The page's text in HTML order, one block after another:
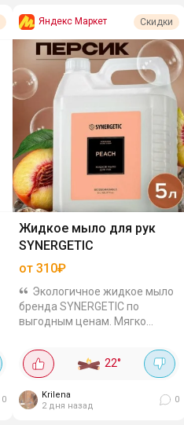
0
Яндекс Маркет Скидки
Жидкое мыло для рук
SYNERGETIC
от 310₽
Экологичное жидкое мыло
бренда SYNERGETIC по
выгодным ценам. Мягко
есть в наборах и больших
упаковках. Например,
парфюмированное мыло...
22°
Krilena
2 дня назад
0